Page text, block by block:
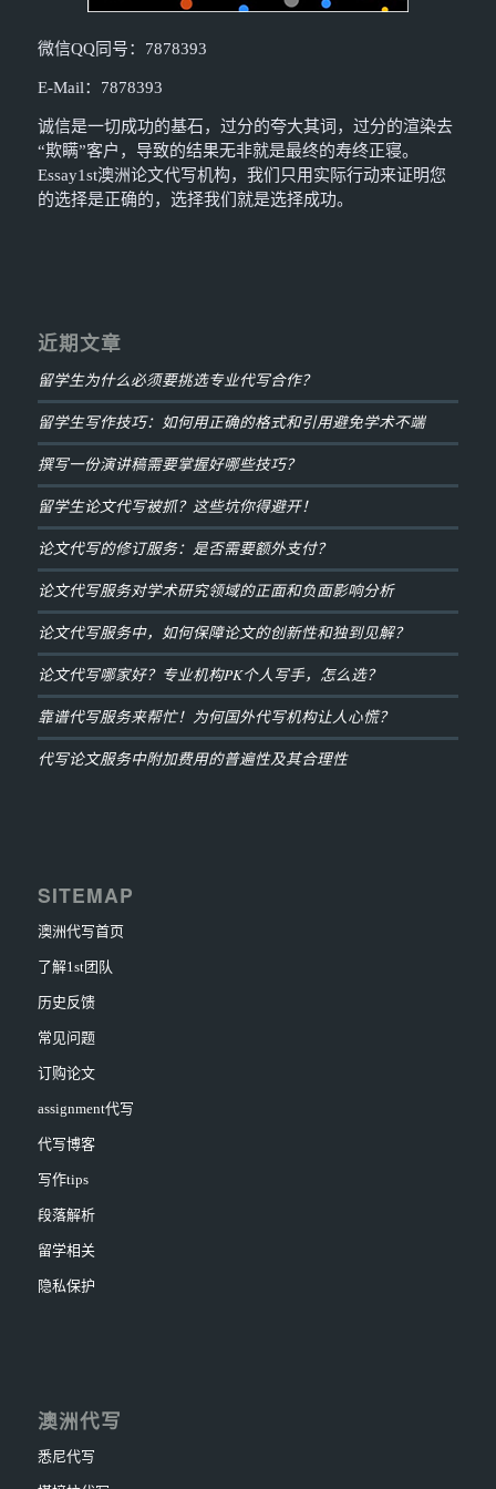
微信QQ同号：7878393
E-Mail：7878393
诚信是一切成功的基石，过分的夸大其词，过分的渲染去
“欺瞒”客户，导致的结果无非就是最终的寿终正寝。
Essay1st澳洲论文代写机构，我们只用实际行动来证明您
的选择是正确的，选择我们就是选择成功。
近期文章
留学生为什么必须要挑选专业代写合作？
留学生写作技巧：如何用正确的格式和引用避免学术不端
撰写一份演讲稿需要掌握好哪些技巧？
留学生论文代写被抓？这些坑你得避开！
论文代写的修订服务：是否需要额外支付？
论文代写服务对学术研究领域的正面和负面影响分析
论文代写服务中，如何保障论文的创新性和独到见解？
论文代写哪家好？专业机构PK个人写手，怎么选？
靠谱代写服务来帮忙！为何国外代写机构让人心慌？
代写论文服务中附加费用的普遍性及其合理性
SITEMAP
澳洲代写首页
了解1st团队
历史反馈
常见问题
订购论文
assignment代写
代写博客
写作tips
段落解析
留学相关
隐私保护
澳洲代写
悉尼代写